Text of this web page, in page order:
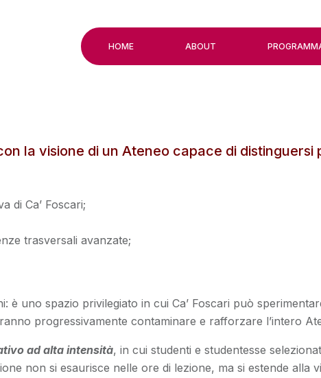
HOME ABOUT
la visione di un Ateneo capace di distinguersi
di Ca’ Foscari;
trasversali avanzate;
uno spazio privilegiato in cui Ca’ Foscari può
progressivamente contaminare e rafforzare l’intero
ad alta intensità, in cui studenti e studentesse
non si esaurisce nelle ore di lezione, ma si estende alla